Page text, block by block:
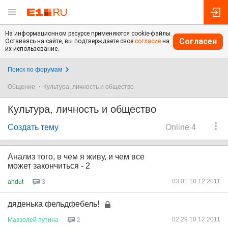
На информационном ресурсе применяются cookie-файлы.
Оставаясь на сайте, вы подтверждаете свое согласие на
их использование.
Согласен
Поиск по форумам
Общение Культура, личность и общество
Культура, личность и общество
Online 4
Создать тему
Анализ того, в чем я живу, и чем все
может закончиться - 2
ahdut 3 03:01 10.12.2011
дяденька фельдфебель!
Мавзолей путина 2 02:29 10.12.2011